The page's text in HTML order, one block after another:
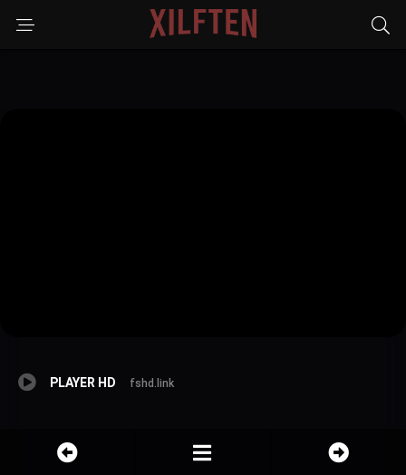
PLAYER HD fshd.link